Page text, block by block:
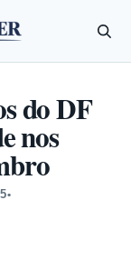
do DF
nos
•